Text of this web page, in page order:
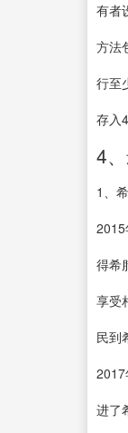
有者
方法
行至
存入
4
1、希
得希
享受
民到
2017
进了